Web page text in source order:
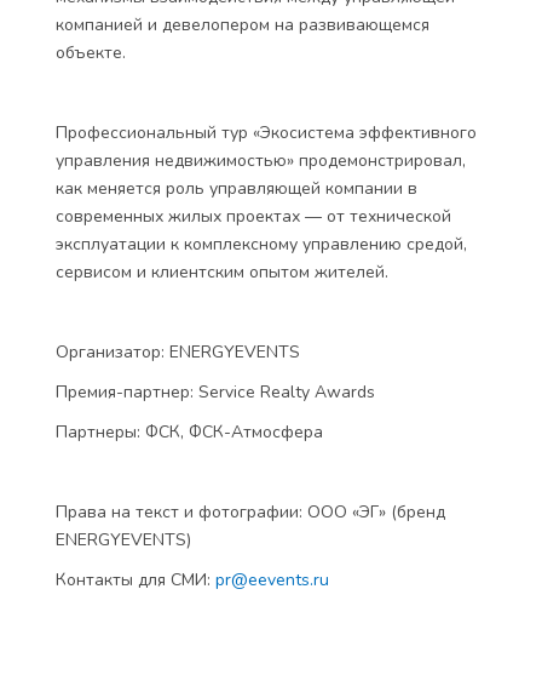
компанией и девелопером на развивающемся
объекте.
Профессиональный тур «Экосистема эффективного
управления недвижимостью» продемонстрировал,
как меняется роль управляющей компании в
современных жилых проектах — от технической
эксплуатации к комплексному управлению средой,
сервисом и клиентским опытом жителей.
Организатор: ENERGYEVENTS
Премия-партнер: Service Realty Awards
Партнеры: ФСК, ФСК-Атмосфера
Права на текст и фотографии: ООО «ЭГ» (бренд
ENERGYEVENTS)
Контакты для СМИ: pr@eevents.ru